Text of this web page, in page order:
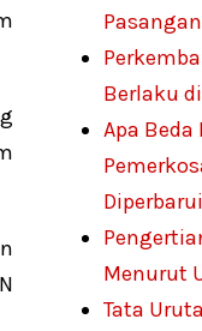
Berlaku
Apa
Diperbarui
Menurut
Tata